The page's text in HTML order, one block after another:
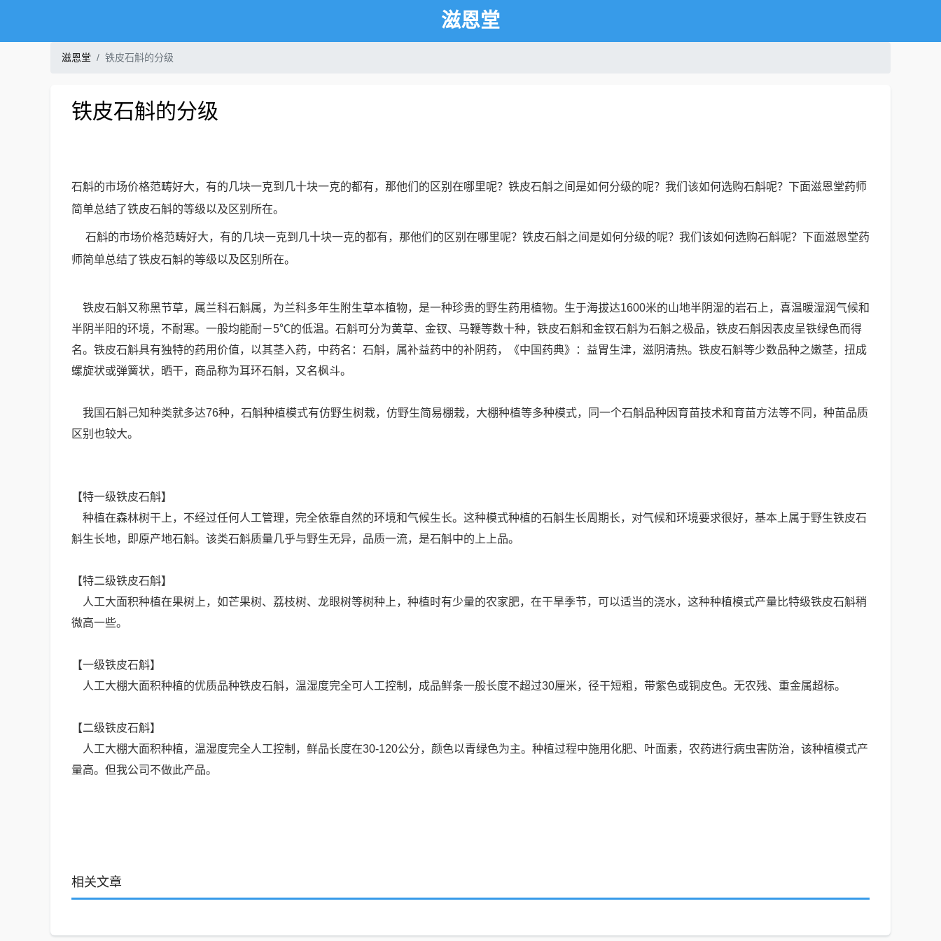
滋恩堂
滋恩堂 铁皮石斛的分级
铁皮石斛的分级
石斛的市场价格范畴好大，有的几块一克到几十块一克的都有，那他们的区别在哪里呢？铁皮石斛之间是如何分级的呢？我们该如何选购石斛呢？下面滋恩堂药师
简单总结了铁皮石斛的等级以及区别所在。
石斛的市场价格范畴好大，有的几块一克到几十块一克的都有，那他们的区别在哪里呢？铁皮石斛之间是如何分级的呢？我们该如何选购石斛呢？下面滋恩堂药
师简单总结了铁皮石斛的等级以及区别所在。
铁皮石斛又称黑节草，属兰科石斛属，为兰科多年生附生草本植物，是一种珍贵的野生药用植物。生于海拔达1600米的山地半阴湿的岩石上，喜温暖湿润气候和
半阴半阳的环境，不耐寒。一般均能耐－5℃的低温。石斛可分为黄草、金钗、马鞭等数十种，铁皮石斛和金钗石斛为石斛之极品，铁皮石斛因表皮呈铁绿色而得
名。铁皮石斛具有独特的药用价值，以其茎入药，中药名：石斛，属补益药中的补阴药，《中国药典》：益胃生津，滋阴清热。铁皮石斛等少数品种之嫩茎，扭成
螺旋状或弹簧状，晒干，商品称为耳环石斛，又名枫斗。
我国石斛己知种类就多达76种，石斛种植模式有仿野生树栽，仿野生简易棚栽，大棚种植等多种模式，同一个石斛品种因育苗技术和育苗方法等不同，种苗品质
区别也较大。
【特一级铁皮石斛】
种植在森林树干上，不经过任何人工管理，完全依靠自然的环境和气候生长。这种模式种植的石斛生长周期长，对气候和环境要求很好，基本上属于野生铁皮石
斛生长地，即原产地石斛。该类石斛质量几乎与野生无异，品质一流，是石斛中的上上品。
【特二级铁皮石斛】
人工大面积种植在果树上，如芒果树、荔枝树、龙眼树等树种上，种植时有少量的农家肥，在干旱季节，可以适当的浇水，这种种植模式产量比特级铁皮石斛稍
微高一些。
【一级铁皮石斛】
人工大棚大面积种植的优质品种铁皮石斛，温湿度完全可人工控制，成品鲜条一般长度不超过30厘米，径干短粗，带紫色或铜皮色。无农残、重金属超标。
【二级铁皮石斛】
人工大棚大面积种植，温湿度完全人工控制，鲜品长度在30-120公分，颜色以青绿色为主。种植过程中施用化肥、叶面素，农药进行病虫害防治，该种植模式产
量高。但我公司不做此产品。
相关文章